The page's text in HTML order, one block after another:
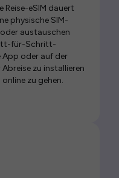
Reise-eSIM dauert
physische SIM-
austauschen
für-Schritt-
App oder auf der
zu installieren
zu gehen.